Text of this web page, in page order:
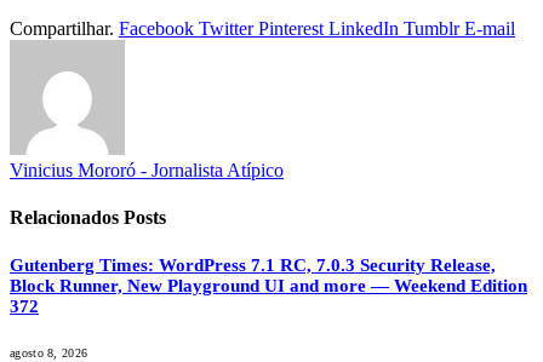
Compartilhar. Facebook Twitter Pinterest LinkedIn Tumblr E-mail
Vinicius Mororó - Jornalista Atípico
Relacionados Posts
Gutenberg Times: WordPress 7.1 RC, 7.0.3 Security Release,
Block Runner, New Playground UI and more — Weekend Edition
372
agosto 8, 2026